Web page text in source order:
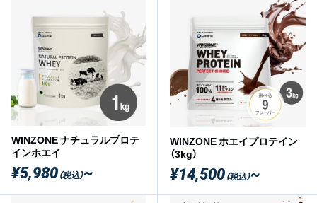
WINZONE ナチュラルプロテ
インホエイ
¥5,980（税込）~
WINZONE ホエイプロテイン
（3kg）
¥14,500（税込）~